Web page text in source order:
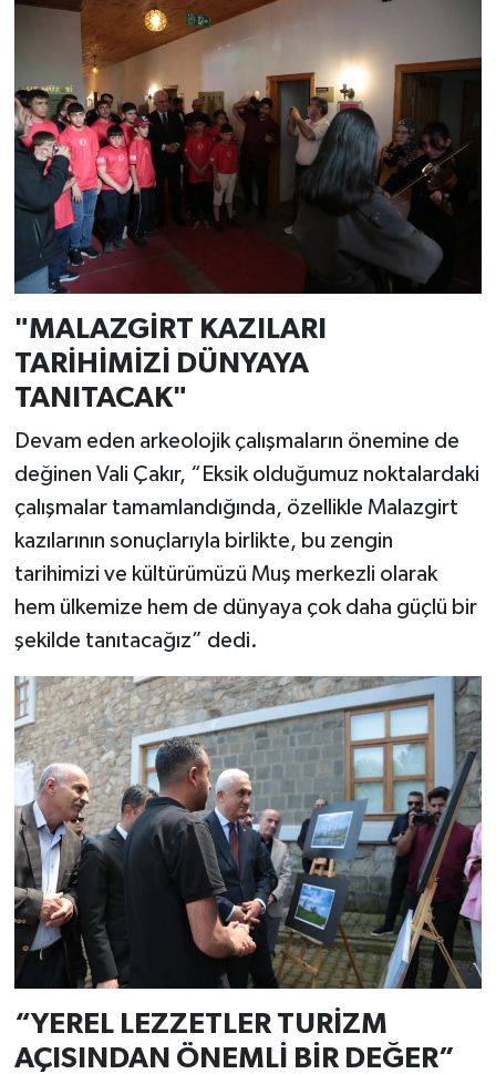
"MALAZGİRT KAZILARI
TARİHİMİZİ DÜNYAYA
TANITACAK"
Devam eden arkeolojik çalışmaların önemine de
değinen Vali Çakır, “Eksik olduğumuz noktalardaki
çalışmalar tamamlandığında, özellikle Malazgirt
kazılarının sonuçlarıyla birlikte, bu zengin
tarihimizi ve kültürümüzü Muş merkezli olarak
hem ülkemize hem de dünyaya çok daha güçlü bir
şekilde tanıtacağız” dedi.
“YEREL LEZZETLER TURİZM
AÇISINDAN ÖNEMLİ BİR DEĞER”